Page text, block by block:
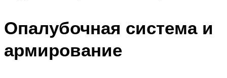
Опалубочная система и
армирование